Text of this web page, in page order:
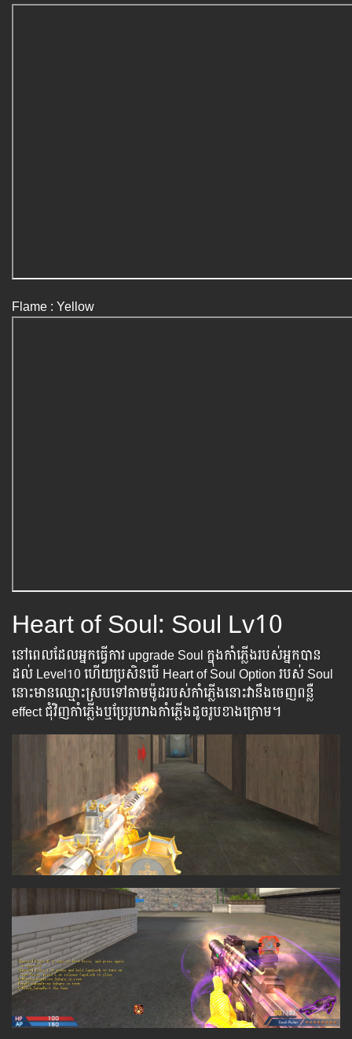
Flame : Yellow
Heart of Soul: Soul Lv10
នៅពេលដែលអ្នកធ្វើការ upgrade Soul ក្នុងកាំភ្លើងរបស់អ្នកបាន
ដល់ Level10 ហើយប្រសិនបើ Heart of Soul Option របស់ Soul
នោះមានឈ្មោះស្របទៅតាមម៉ូដរបស់កាំភ្លើងនោះវានឹងចេញពន្លឺ
effect ជុំវិញកាំភ្លើងឬប្រែរូបរាងកាំភ្លើងដូចរូបខាងក្រោម។